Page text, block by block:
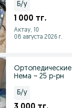
Б/у
1 000 тг.
Актау, 10
08 августа 2026 г.
Нема ~ 25 р-рн
Б/у